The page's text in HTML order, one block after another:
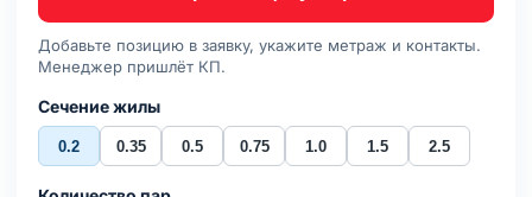
Добавьте позицию в заявку, укажите метраж и контакты.
Менеджер пришлёт КП.
Сечение жилы
0.2 0.35 0.5 0.75 1.0 1.5 2.5